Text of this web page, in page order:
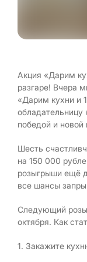
Акция «Дарим
разгаре! Вчера
«Дарим кухни и
победой и новой
Шесть
на 150 000
розыгрыши ещё
все шансы
Следующий
октября. Как
1. Закажите